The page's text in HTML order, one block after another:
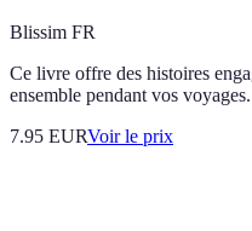
Blissim FR
Ce livre offre des histoires
ensemble pendant vos voyages.
7.95 EURVoir le prix